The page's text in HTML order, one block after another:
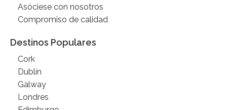
Asóciese con nosotros
Compromiso de calidad
Destinos Populares
Cork
Dublín
Galway
Londres